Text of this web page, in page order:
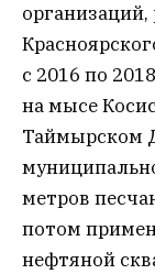
с 2016 по
на мысе
Таймырском
метров
потом
нефтяной